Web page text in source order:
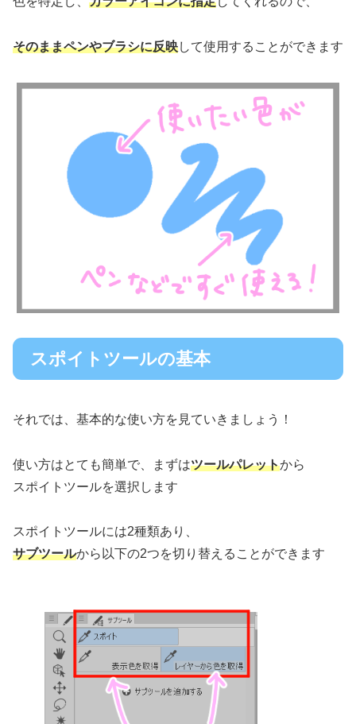
そのままペンやブラシに反映して使用することができます
スポイトツールの基本
それでは、基本的な使い方を見ていきましょう！
使い方はとても簡単で、まずはツールパレットから
スポイトツールを選択します
スポイトツールには2種類あり、
サブツールから以下の2つを切り替えることができます